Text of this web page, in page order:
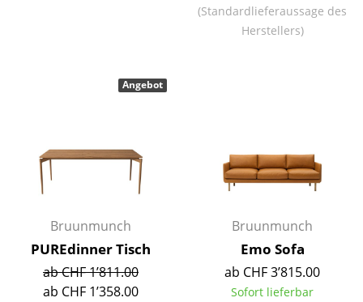
Einzelteile
... alle Aufbewahrungsmöbel
Licht
Hängeleuchten & Deckenleuchten
Tischleuchten
(Standardlieferaussage des
Herstellers)
Bruunmunch
PUREdinner Tisch
ab CHF 1’811.00
ab CHF 1’358.00
Angebot
Bruunmunch
Emo Sofa
ab CHF 3’815.00
Sofort lieferbar